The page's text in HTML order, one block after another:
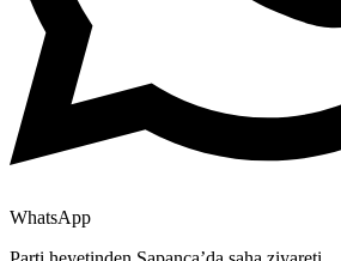
WhatsApp